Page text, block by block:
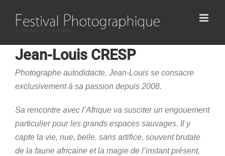
Jean-Louis CRESP
Photographe autodidacte, Jean-Louis se consacre
exclusivement à sa passion depuis 2008.
Sa rencontre avec l’Afrique va susciter un engouement
particulier pour les grands espaces sauvages. Il y
capte la vie, nue, belle, sans artifice, souvent brutale
de la faune africaine et la magie de l’instant présent,